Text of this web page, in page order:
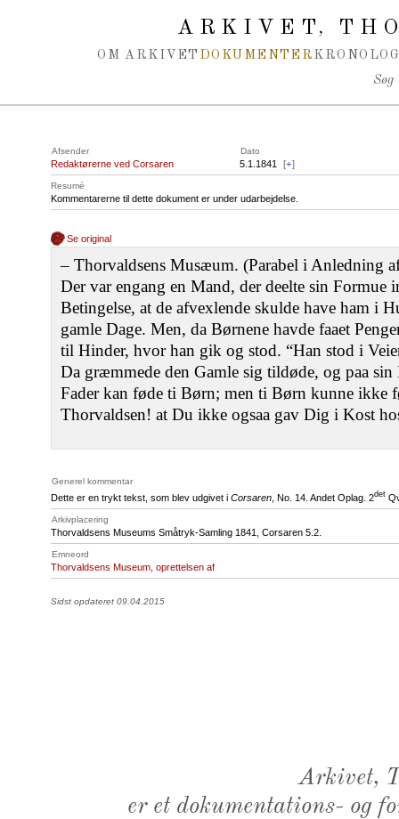
ARKIVET,
OM ARKIVET DOKUMENTER
Søg
Afsender Dato
Redaktørerne ved Corsaren 5.1.1841 [+]
Resumé
Kommentarerne til dette dokument er under udarbejdelse.
Se original
‒ Thorvaldsens Musæum. (Parabel i Anledning
Der var engang en Mand, der deelte sin Formue
Betingelse, at de afvexlende skulde have ham i
gamle Dage. Men, da Børnene havde faaet
til Hinder, hvor han gik og stod. “Han stod i
Da græmmede den Gamle sig tildøde, og paa sin
Fader kan føde ti Børn; men ti Børn kunne ikke
Thorvaldsen! at Du ikke ogsaa gav Dig i Kost
Generel kommentar
Dette er en trykt tekst, som blev udgivet i Corsaren , No. 14. Andet Oplag. 2det
Arkivplacering
Thorvaldsens Museums Småtryk-Samling 1841, Corsaren 5.2.
Emneord
Thorvaldsens Museum, oprettelsen af
Sidst opdateret 09.04.2015
Arkivet,
er et dokumentations- og